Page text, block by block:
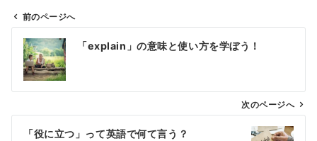
ビ
前のページへ
「explain」の意味と使い方を学ぼう！
次のページへ
「役に立つ」って英語で何て言う？